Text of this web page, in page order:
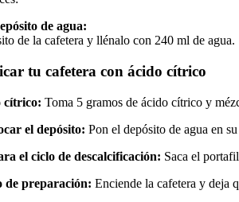
de agua:
de la cafetera y llénalo con 240 ml de agua.
tu cafetera con ácido cítrico
cítrico: Toma 5 gramos de ácido cítrico y
el depósito: Pon el depósito de agua en
el ciclo de descalcificación: Saca el
de preparación: Enciende la cafetera y deja